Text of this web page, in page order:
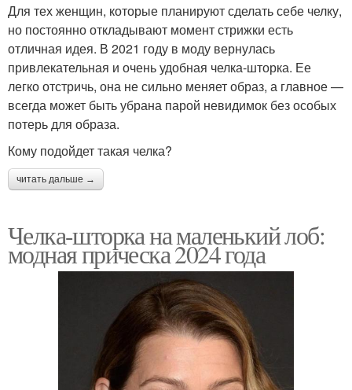
Для тех женщин, которые планируют сделать себе челку,
но постоянно откладывают момент стрижки есть
отличная идея. В 2021 году в моду вернулась
привлекательная и очень удобная челка-шторка. Ее
легко отстричь, она не сильно меняет образ, а главное —
всегда может быть убрана парой невидимок без особых
потерь для образа.
Кому подойдет такая челка?
читать дальше →
Челка-шторка на маленький лоб:
модная прическа 2024 года